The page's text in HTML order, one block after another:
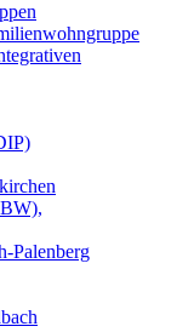
Palenberg